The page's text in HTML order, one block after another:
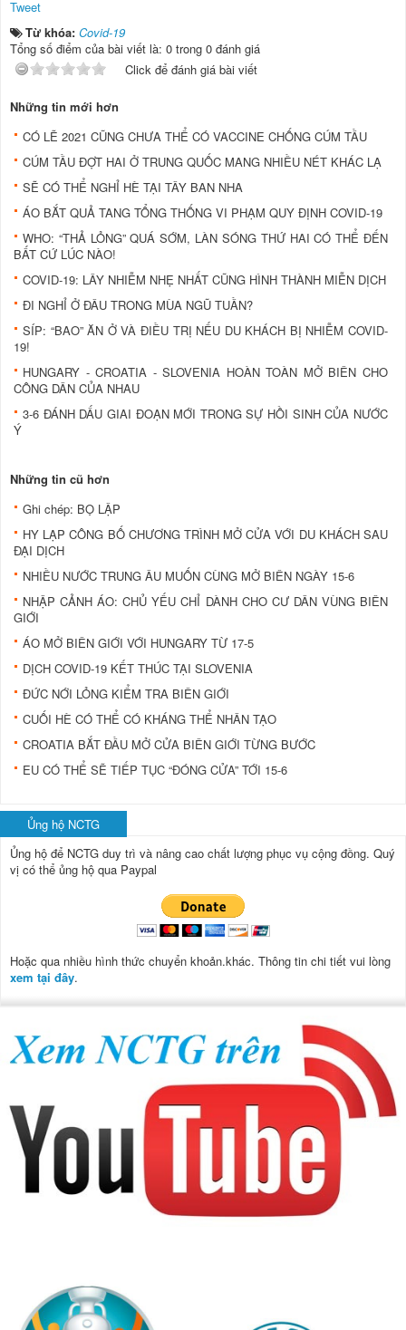
Tweet
Từ khóa: Covid-19
Tổng số điểm của bài viết là: 0 trong 0 đánh giá
Click để đánh giá bài viết
Những tin mới hơn
CÓ LẼ 2021 CŨNG CHƯA THỂ CÓ VACCINE CHỐNG CÚM TẦU
CÚM TẦU ĐỢT HAI Ở TRUNG QUỐC MANG NHIỀU NÉT KHÁC LẠ
SẼ CÓ THỂ NGHỈ HÈ TẠI TÂY BAN NHA
ÁO BẮT QUẢ TANG TỔNG THỐNG VI PHẠM QUY ĐỊNH COVID-19
WHO: “THẢ LỎNG” QUÁ SỚM, LÀN SÓNG THỨ HAI CÓ THỂ ĐẾN
BẤT CỨ LÚC NÀO!
COVID-19: LÂY NHIỄM NHẸ NHẤT CŨNG HÌNH THÀNH MIỄN DỊCH
ĐI NGHỈ Ở ĐÂU TRONG MÙA NGŨ TUẦN?
SÍP: “BAO” ĂN Ở VÀ ĐIỀU TRỊ NẾU DU KHÁCH BỊ NHIỄM COVID-
19!
HUNGARY - CROATIA - SLOVENIA HOÀN TOÀN MỞ BIÊN CHO
CÔNG DÂN CỦA NHAU
3-6 ĐÁNH DẤU GIAI ĐOẠN MỚI TRONG SỰ HỒI SINH CỦA NƯỚC
Ý
Những tin cũ hơn
Ghi chép: BỌ LẬP
HY LẠP CÔNG BỐ CHƯƠNG TRÌNH MỞ CỬA VỚI DU KHÁCH SAU
ĐẠI DỊCH
NHIỀU NƯỚC TRUNG ÂU MUỐN CÙNG MỞ BIÊN NGÀY 15-6
NHẬP CẢNH ÁO: CHỦ YẾU CHỈ DÀNH CHO CƯ DÂN VÙNG BIÊN
GIỚI
ÁO MỞ BIÊN GIỚI VỚI HUNGARY TỪ 17-5
DỊCH COVID-19 KẾT THÚC TẠI SLOVENIA
ĐỨC NỚI LỎNG KIỂM TRA BIÊN GIỚI
CUỐI HÈ CÓ THỂ CÓ KHÁNG THỂ NHÂN TẠO
CROATIA BẮT ĐẦU MỞ CỬA BIÊN GIỚI TỪNG BƯỚC
EU CÓ THỂ SẼ TIẾP TỤC “ĐÓNG CỬA” TỚI 15-6
Ủng hộ NCTG
Ủng hộ để NCTG duy trì và nâng cao chất lượng phục vụ cộng đồng. Quý
vị có thể ủng hộ qua Paypal
Hoặc qua nhiều hình thức chuyển khoản.khác. Thông tin chi tiết vui lòng
xem tại đây.